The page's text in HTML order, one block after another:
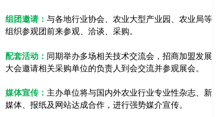
组团邀请： 与各地行业协会、农业大型产业园、农业局等
组织参观团前来参观、洽谈、采购。
配套活动： 同期举办多场相关技术交流会，招商加盟发展
大会邀请相关采购单位的负责人到会交流并参观展会。
媒体宣传： 主办单位将与国内外农业行业专业性杂志、新
媒体、报纸及网站达成合作，进行强势媒介宣传。